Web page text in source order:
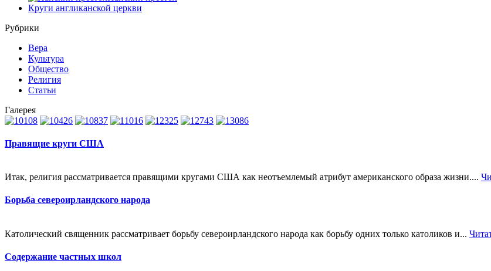
Круги англиканской церкви
Рубрики
Вера
Культура
Общество
Религия
Статьи
Галерея
Правящие круги США
Итак, религия рассматривается правящими кругами США как неотъемлемый атрибут американского образа жизни....
Борьба североирландского народа
Католический священник рассматривает борьбу североирландского народа как борьбу одних только католиков и...
Содержание частных школ